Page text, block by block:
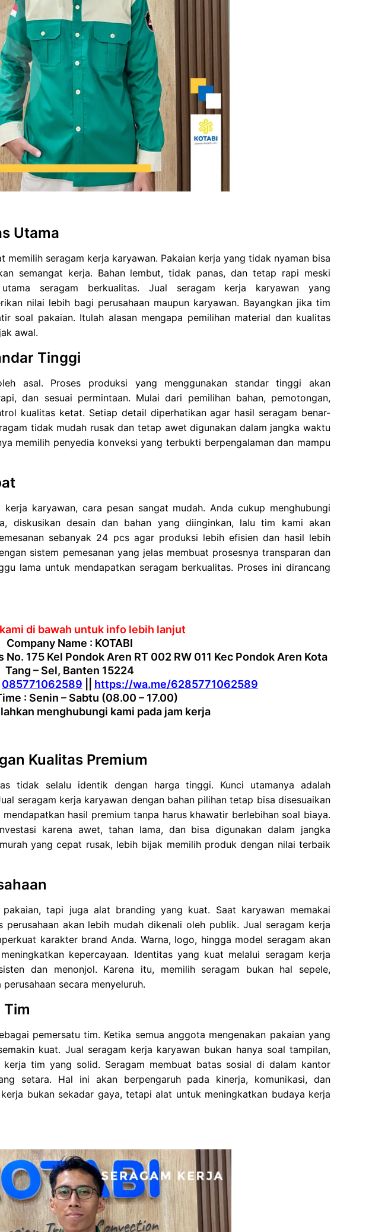
Utama
memilih seragam kerja karyawan. Pakaian kerja yang tidak nyaman bisa
semangat kerja. Bahan lembut, tidak panas, dan tetap rapi meski
seragam berkualitas. Jual seragam kerja karyawan yang
nilai lebih bagi perusahaan maupun karyawan. Bayangkan jika tim
soal pakaian. Itulah alasan mengapa pemilihan material dan kualitas
awal.
Tinggi
asal. Proses produksi yang menggunakan standar tinggi akan
dan sesuai permintaan. Mulai dari pemilihan bahan, pemotongan,
kualitas ketat. Setiap detail diperhatikan agar hasil seragam benar-
tidak mudah rusak dan tetap awet digunakan dalam jangka waktu
memilih penyedia konveksi yang terbukti berpengalaman dan mampu
karyawan, cara pesan sangat mudah. Anda cukup menghubungi
diskusikan desain dan bahan yang diinginkan, lalu tim kami akan
sebanyak 24 pcs agar produksi lebih efisien dan hasil lebih
sistem pemesanan yang jelas membuat prosesnya transparan dan
lama untuk mendapatkan seragam berkualitas. Proses ini dirancang
di bawah untuk info lebih lanjut
Company Name : KOTABI
175 Kel Pondok Aren RT 002 RW 011 Kec Pondok Aren Kota
Tang – Sel, Banten 15224
085771062589
https://wa.me/6285771062589
: Senin – Sabtu (08.00 – 17.00)
menghubungi kami pada jam kerja
Kualitas Premium
tidak selalu identik dengan harga tinggi. Kunci utamanya adalah
seragam kerja karyawan dengan bahan pilihan tetap bisa disesuaikan
hasil premium tanpa harus khawatir berlebihan soal biaya.
karena awet, tahan lama, dan bisa digunakan dalam jangka
yang cepat rusak, lebih bijak memilih produk dengan nilai terbaik
tapi juga alat branding yang kuat. Saat karyawan memakai
akan lebih mudah dikenali oleh publik. Jual seragam kerja
karakter brand Anda. Warna, logo, hingga model seragam akan
kepercayaan. Identitas yang kuat melalui seragam kerja
dan menonjol. Karena itu, memilih seragam bukan hal sepele,
secara menyeluruh.
pemersatu tim. Ketika semua anggota mengenakan pakaian yang
kuat. Jual seragam kerja karyawan bukan hanya soal tampilan,
tim yang solid. Seragam membuat batas sosial di dalam kantor
setara. Hal ini akan berpengaruh pada kinerja, komunikasi, dan
bukan sekadar gaya, tetapi alat untuk meningkatkan budaya kerja